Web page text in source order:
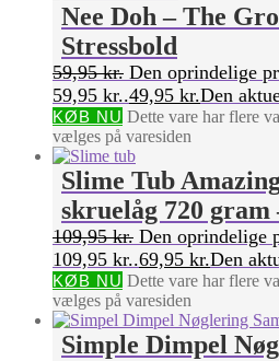
Nee Doh – The
Stressbold
59,95kr. Den oprindelige
59,95 kr..49,95 kr.Den
KØB NU Dette vare har flere
vælges på varesiden
Slime Tub
skruelåg 720
109,95kr. Den oprindelige
109,95 kr..69,95 kr.Den
KØB NU Dette vare har flere
vælges på varesiden
Simple Dimpel